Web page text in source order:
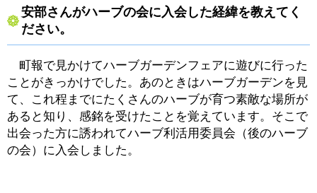
安部さんがハーブの会に入会した経緯を教えてく
ださい。
町報で見かけてハーブガーデンフェアに遊びに行った
ことがきっかけでした。あのときはハーブガーデンを見
て、これ程までにたくさんのハーブが育つ素敵な場所が
あると知り、感銘を受けたことを覚えています。そこで
出会った方に誘われてハーブ利活用委員会（後のハーブ
の会）に入会しました。